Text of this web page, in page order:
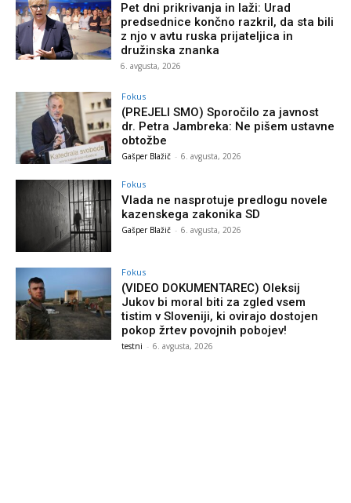
Pet dni prikrivanja in laži: Urad
predsednice končno razkril, da sta bili
z njo v avtu ruska prijateljica in
družinska znanka
6. avgusta, 2026
Fokus
(PREJELI SMO) Sporočilo za javnost
dr. Petra Jambreka: Ne pišem ustavne
obtožbe
Gašper Blažič - 6. avgusta, 2026
Fokus
Vlada ne nasprotuje predlogu novele
kazenskega zakonika SD
Gašper Blažič - 6. avgusta, 2026
Fokus
(VIDEO DOKUMENTAREC) Oleksij
Jukov bi moral biti za zgled vsem
tistim v Sloveniji, ki ovirajo dostojen
pokop žrtev povojnih pobojev!
testni - 6. avgusta, 2026